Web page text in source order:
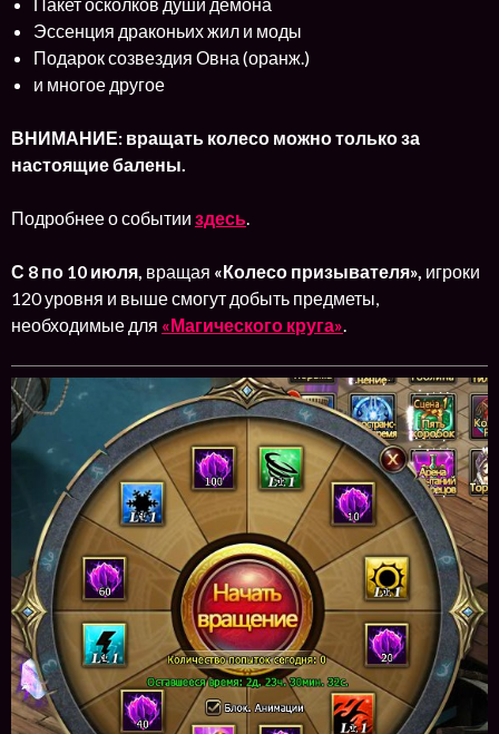
Эссенция драконьих жил и моды
Подарок созвездия Овна (оранж.)
и многое другое
ВНИМАНИЕ: вращать колесо можно только за
настоящие балены.
Подробнее о событии здесь.
С 8 по 10 июля, вращая «Колесо призывателя», игроки
120 уровня и выше смогут добыть предметы,
необходимые для «Магического круга».